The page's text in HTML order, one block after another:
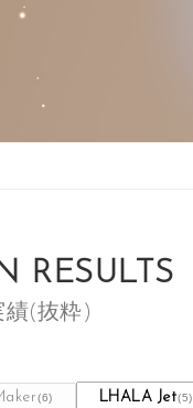
RESULTS
績(抜粋)
(6) LHALA Jet(5)